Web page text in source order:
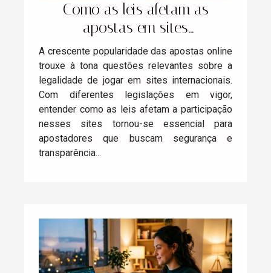
Como as leis afetam as
apostas em sites
internacionais?
A crescente popularidade das apostas online
trouxe à tona questões relevantes sobre a
legalidade de jogar em sites internacionais.
Com diferentes legislações em vigor,
entender como as leis afetam a participação
nesses sites tornou-se essencial para
apostadores que buscam segurança e
transparência...